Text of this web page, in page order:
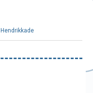
Hendrikkade